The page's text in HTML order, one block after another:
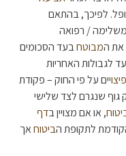
לפיכך, בהתאם
/ רפואה
את המבוטחבעד הסכומים
לגבולות האחריות
פיצויים על פי החוק – פקודת
תשכ"ח 1968 – בגין נזק גוף שנגרם לצד שלישי
, או אם מצויין בדף
לתקופת הביטוחאך